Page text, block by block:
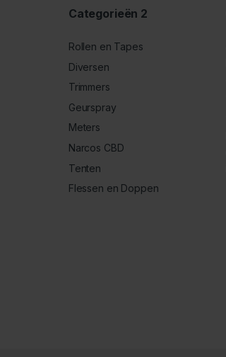
Categorieën 2
Rollen en Tapes
Diversen
Trimmers
Geurspray
Meters
Narcos CBD
Tenten
Flessen en Doppen